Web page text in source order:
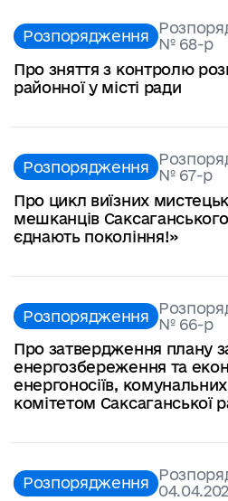
Розпорядження № 68-р
Про зняття з контролю
районної у місті ради
Розпорядження № 67-р
Про цикл виїзних
мешканців
єднають покоління!»
Розпорядження № 66-р
Про затвердження плану
енергозбереження та
енергоносіїв,
комітетом Саксаганської
Розпорядження